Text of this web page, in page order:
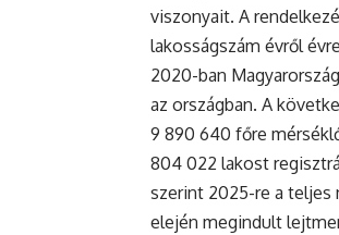
viszonyait. A
lakosságszám évről
2020-ban
az országban. A
9 890 640 főre
804 022 lakost
szerint 2025-re a teljes
elején megindult